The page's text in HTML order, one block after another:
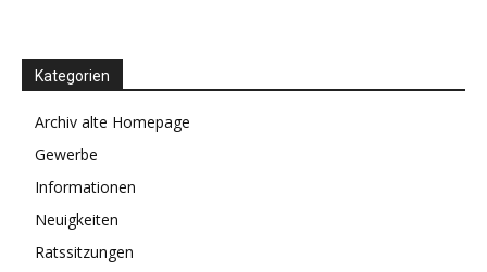
Kategorien
Archiv alte Homepage
Gewerbe
Informationen
Neuigkeiten
Ratssitzungen